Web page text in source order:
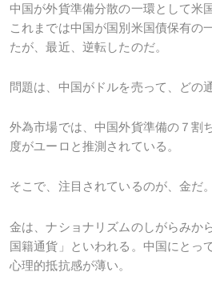
中国が外貨準備分散の一環として米
これまでは中国が国別米国債保有の
たが、最近、逆転したのだ。
問題は、中国がドルを売って、どの
外為市場では、中国外貨準備の７割
度がユーロと推測されている。
そこで、注目されているのが、金だ。
金は、ナショナリズムのしがらみか
国籍通貨」といわれる。中国にとっ
心理的抵抗感が薄い。